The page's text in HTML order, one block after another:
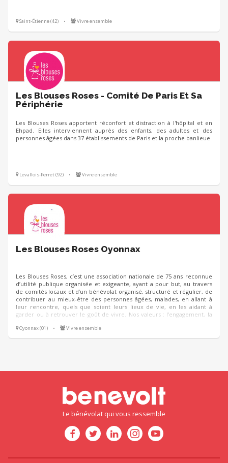
Saint-Étienne (42) • Vivre ensemble
Les Blouses Roses - Comité De Paris Et Sa
Périphérie
Les Blouses Roses apportent réconfort et distraction à l'hôpital et en
Ehpad. Elles interviennent auprès des enfants, des adultes et des
personnes âgées dans 37 établissements de Paris et la proche banlieue
Levallois-Perret (92) • Vivre ensemble
Les Blouses Roses Oyonnax
Les Blouses Roses, c’est une association nationale de 75 ans reconnue
d’utilité publique organisée et exigeante, ayant a pour but, au travers
de comités locaux et d’un bénévolat organisé, structuré et régulier, de
contribuer au mieux-être des personnes âgées, malades, en allant à
leur rencontre, quels que soient leurs lieux de vie, en les aidant à
garder ou à retrouver le goût de vivre. Nos valeurs : l’engagement, la
Oyonnax (01) • Vivre ensemble
Le bénévolat qui vous ressemble